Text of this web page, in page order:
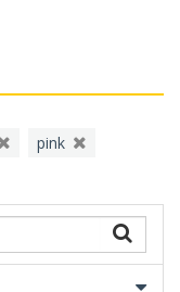
pink